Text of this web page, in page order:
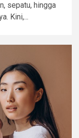
sepatu, hingga
Kini,...